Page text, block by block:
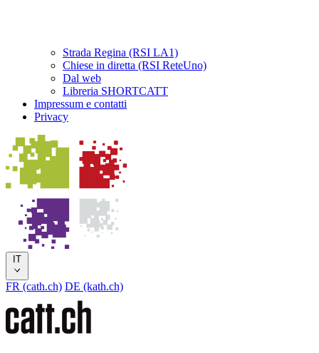
Strada Regina (RSI LA1)
Chiese in diretta (RSI ReteUno)
Dal web
Libreria SHORTCATT
Impressum e contatti
Privacy
IT
FR (cath.ch) DE (kath.ch)